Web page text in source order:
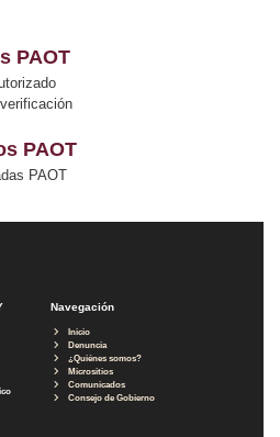
PAOT
PAOT
PAOT
Navegación
Inicio
Denuncia
¿Quiénes somos?
Micrositios
Comunicados
Consejo de Gobierno